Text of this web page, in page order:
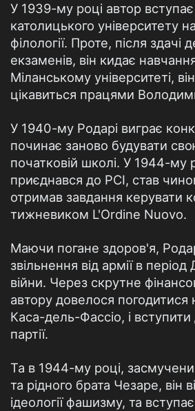
У 1939-му році автор
католицького університету
філології. Проте, після здачі
екзаменів, він кидає
Міланському університеті,
цікавиться працями
У 1940-му Родарі виграє
починає заново будувати
початковій школі. У 1944-му
приєднався до PCI, став
отримав завдання керувати
тижневиком L'Ordine Nuovo.
Маючи погане здоров'я,
звільнення від армії в період
війни. Через скрутне
автору довелося погодитися
Каса-дель-Фассіо, і
партії.
Та в 1944-му році,
та рідного брата Чезаре, він
ідеології фашизму, та